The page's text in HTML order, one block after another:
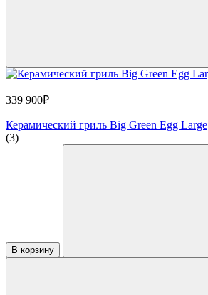
339 900₽
Керамический гриль Big Green Egg Large
(3)
В корзину